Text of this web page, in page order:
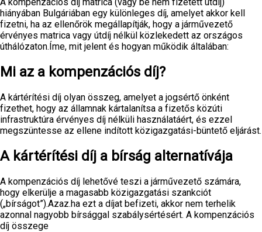
hiányában Bulgáriában egy különleges díj, amelyet akkor kell
fizetni, ha az ellenőrök megállapítják, hogy a járművezető
érvényes matrica vagy útdíj nélkül közlekedett az országos
úthálózaton.Íme, mit jelent és hogyan működik általában:
Mi az a kompenzációs díj?
A kártérítési díj olyan összeg, amelyet a jogsértő önként
fizethet, hogy az államnak kártalanítsa a fizetős közúti
infrastruktúra érvényes díj nélküli használatáért, és ezzel
megszüntesse az ellene indított közigazgatási-büntető eljárást.
A kártérítési díj a bírság alternatívája
A kompenzációs díj lehetővé teszi a járművezető számára,
hogy elkerülje a magasabb közigazgatási szankciót
(„bírságot”).Azaz.ha ezt a díjat befizeti, akkor nem terhelik
azonnal nagyobb bírsággal szabálysértésért. A kompenzációs
díj összege